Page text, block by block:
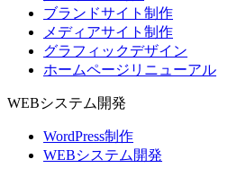
ブランドサイト制作
メディアサイト制作
グラフィックデザイン
ホームページリニューアル
WEBシステム開発
WordPress制作
WEBシステム開発